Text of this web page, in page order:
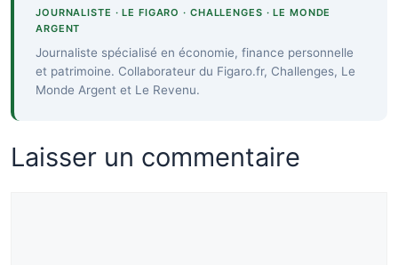
JOURNALISTE · LE FIGARO · CHALLENGES · LE MONDE
ARGENT
Journaliste spécialisé en économie, finance personnelle
et patrimoine. Collaborateur du Figaro.fr, Challenges, Le
Monde Argent et Le Revenu.
Laisser un commentaire